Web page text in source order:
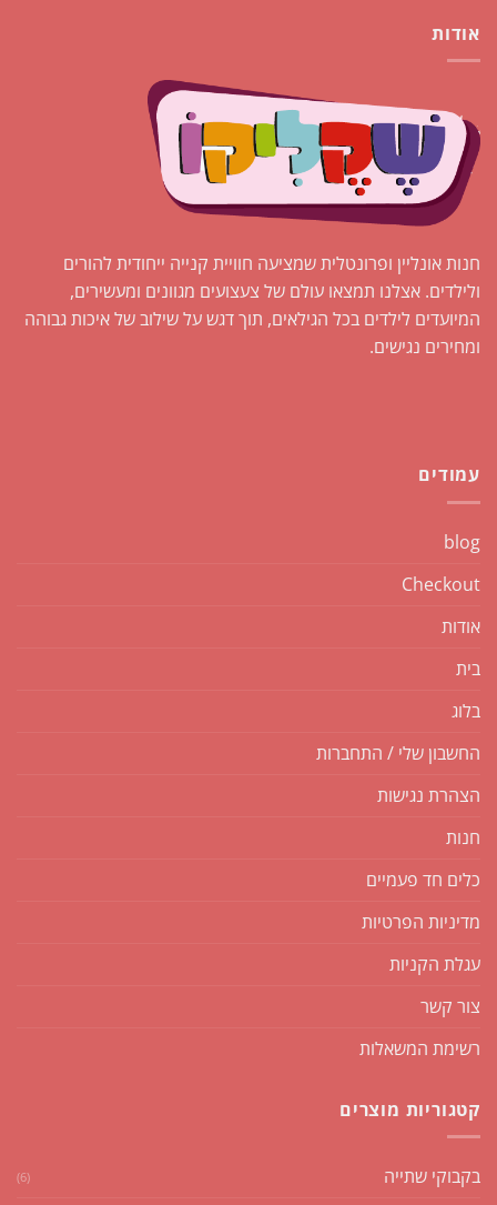
אודות
חנות אונליין ופרונטלית שמציעה חוויית קנייה ייחודית להורים
ולילדים. אצלנו תמצאו עולם של צעצועים מגוונים ומעשירים,
המיועדים לילדים בכל הגילאים, תוך דגש על שילוב של איכות גבוהה
ומחירים נגישים.
עמודים
blog
Checkout
אודות
בית
בלוג
החשבון שלי / התחברות
הצהרת נגישות
חנות
כלים חד פעמיים
מדיניות הפרטיות
עגלת הקניות
צור קשר
רשימת המשאלות
קטגוריות מוצרים
בקבוקי שתייה (6)